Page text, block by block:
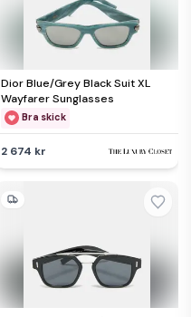
Dior Blue/Grey Black Suit XL
Wayfarer Sunglasses
Bra skick
2 674 kr